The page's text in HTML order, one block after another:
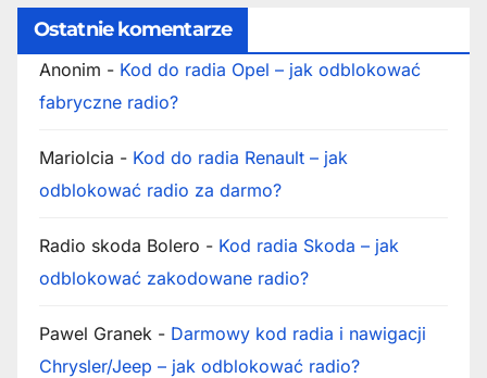
Ostatnie komentarze
Anonim - Kod do radia Opel – jak odblokować
fabryczne radio?
Mariolcia - Kod do radia Renault – jak
odblokować radio za darmo?
Radio skoda Bolero - Kod radia Skoda – jak
odblokować zakodowane radio?
Pawel Granek - Darmowy kod radia i nawigacji
Chrysler/Jeep – jak odblokować radio?